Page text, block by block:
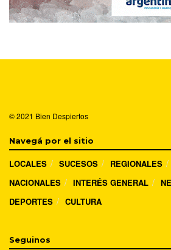
© 2021 Bien Despiertos
Navegá por el sitio
LOCALES SUCESOS REGIONALES
NACIONALES
INTERÉS GENERAL
DEPORTES
CULTURA
Seguinos